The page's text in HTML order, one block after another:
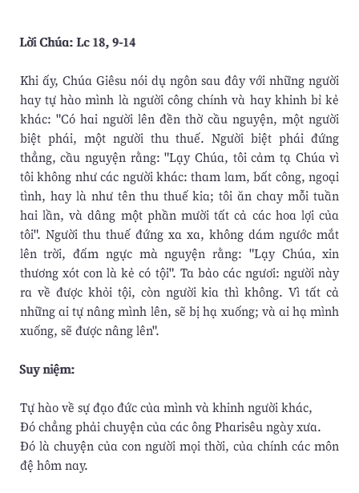
Lời Chúa: Lc 18, 9-14
Khi ấy, Chúa Giêsu nói dụ ngôn sau đây với những người
hay tự hào mình là người công chính và hay khinh bỉ kẻ
khác: "Có hai người lên đền thờ cầu nguyện, một người
biệt phái, một người thu thuế. Người biệt phái đứng
thẳng, cầu nguyện rằng: "Lạy Chúa, tôi cảm tạ Chúa vì
tôi không như các người khác: tham lam, bất công, ngoại
tình, hay là như tên thu thuế kia; tôi ăn chay mỗi tuần
hai lần, và dâng một phần mười tất cả các hoa lợi của
tôi". Người thu thuế đứng xa xa, không dám ngước mắt
lên trời, đấm ngực mà nguyện rằng: "Lạy Chúa, xin
thương xót con là kẻ có tội". Ta bảo các ngươi: người này
ra về được khỏi tội, còn người kia thì không. Vì tất cả
những ai tự nâng mình lên, sẽ bị hạ xuống; và ai hạ mình
xuống, sẽ được nâng lên".
Suy niệm:
Tự hào về sự đạo đức của mình và khinh người khác,
Đó chẳng phải chuyện của các ông Pharisêu ngày xưa.
Đó là chuyện của con người mọi thời, của chính các môn
đệ hôm nay.